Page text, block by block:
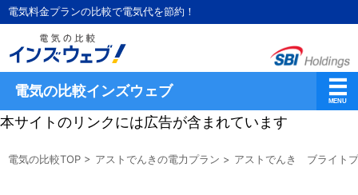
電気料金プランの比較で電気代を節約！
電気の比較インズウェブ
本サイトのリンクには広告が含まれています
電気の比較TOP > アストでんきの電力プラン > アストでんき ブライト